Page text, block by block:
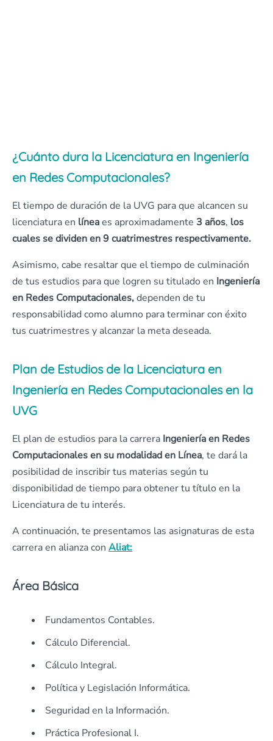
¿Cuánto dura la Licenciatura en Ingeniería
en Redes Computacionales?
El tiempo de duración de la UVG para que alcancen su
licenciatura en líneaes aproximadamente 3 años, los
cuales se dividen en 9 cuatrimestres respectivamente.
Asimismo, cabe resaltar que el tiempo de culminación
de tus estudios para que logren su titulado en Ingeniería
en Redes Computacionales,dependen de tu
responsabilidad como alumno para terminar con éxito
tus cuatrimestres y alcanzar la meta deseada.
Plan de Estudios de la Licenciatura en
Ingeniería en Redes Computacionales en la
UVG
El plan de estudios para la carrera Ingeniería en Redes
Computacionalesen su modalidad en Línea, te dará la
posibilidad de inscribir tus materias según tu
disponibilidad de tiempo para obtener tu título en la
Licenciatura de tu interés.
A continuación, te presentamos las asignaturas de esta
carrera en alianza con Aliat:
Área Básica
Fundamentos Contables.
Cálculo Diferencial.
Cálculo Integral.
Política y Legislación Informática.
Seguridad en la Información.
Práctica Profesional I.